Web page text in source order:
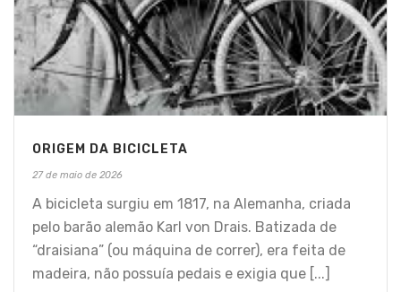
ORIGEM DA BICICLETA
27 de maio de 2026
A bicicleta surgiu em 1817, na Alemanha, criada
pelo barão alemão Karl von Drais. Batizada de
“draisiana” (ou máquina de correr), era feita de
madeira, não possuía pedais e exigia que [...]